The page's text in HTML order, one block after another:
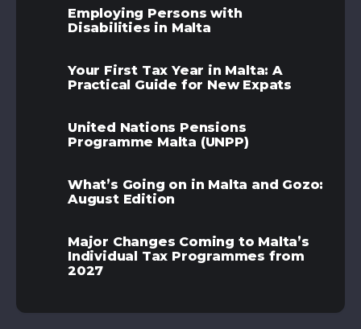
Employing Persons with
Disabilities in Malta
Your First Tax Year in Malta: A
Practical Guide for New Expats
United Nations Pensions
Programme Malta (UNPP)
What’s Going on in Malta and Gozo:
August Edition
Major Changes Coming to Malta’s
Individual Tax Programmes from
2027